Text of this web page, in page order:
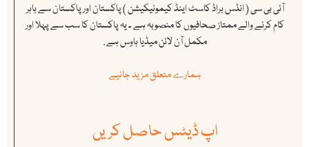
آئی بی سی ( انڈس براڈ کاسٹ اینڈ کیمونیکیشن ) پاکستان اور پاکستان سے باہر
کام کرنے والے ممتاز صحافیوں کا منصوبہ ہے ۔ یہ پاکستان کا سب سے پہلا اور
مکمل آن لائن میڈیا ہاوس ہے .
ہمارے متعلق مزید جانیے
اپ ڈیٹس حاصل کریں